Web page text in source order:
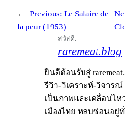
← Previous: Le Salaire de
la peur (1953)
สวัสดี,
raremeat.blog
ยินดีต้อนรับสู่
รีวิว-วิเคราะห์-วิจารณ์
เป็นภาพและเคลื่อนไห
เมืองไทย หลบซ่อนอยู่